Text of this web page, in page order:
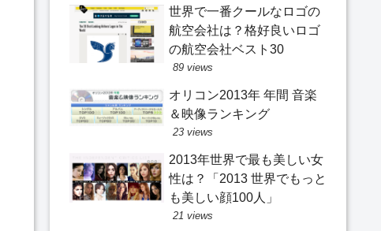
世界で一番クールなロゴの
航空会社は？格好良いロゴ
の航空会社ベスト30
89 views
オリコン2013年 年間 音楽
＆映像ランキング
23 views
2013年世界で最も美しい女
性は？「2013 世界でもっと
も美しい顔100人」
21 views